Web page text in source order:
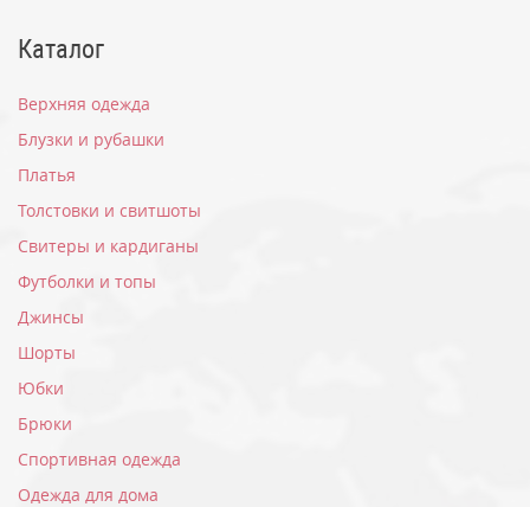
Каталог
Верхняя одежда
Блузки и рубашки
Платья
Толстовки и свитшоты
Свитеры и кардиганы
Футболки и топы
Джинсы
Шорты
Юбки
Брюки
Спортивная одежда
Одежда для дома